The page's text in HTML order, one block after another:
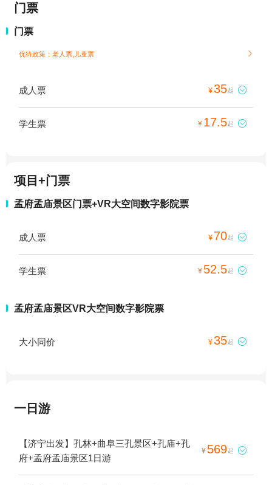
门票
门票
优待政策：老人票,儿童票 
成人票 ¥35起 
学生票 ¥ 17.5起 
项目+门票
孟府孟庙景区门票+VR大空间数字影院票
成人票 ¥ 70起 
学生票 ¥ 52.5起 
孟府孟庙景区VR大空间数字影院票
大小同价 ¥35起 
一日游
【济宁出发】孔林+曲阜三孔景区+孔庙+孔
府+孟府孟庙景区1日游
¥ 569起 